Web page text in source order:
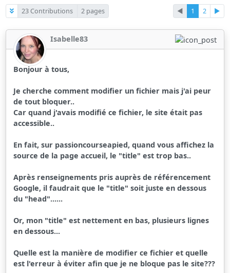
23 Contributions 2 pages ◄ 1 2 ►
Isabelle83
Bonjour à tous,
Je cherche comment modifier un fichier mais j'ai peur
de tout bloquer..
Car quand j'avais modifié ce fichier, le site était pas
accessible..
En fait, sur passioncourseapied, quand vous affichez la
source de la page accueil, le "title" est trop bas..
Après renseignements pris auprès de référencement
Google, il faudrait que le "title" soit juste en dessous
du "head"......
Or, mon "title" est nettement en bas, plusieurs lignes
en dessous...
Quelle est la manière de modifier ce fichier et quelle
est l'erreur à éviter afin que je ne bloque pas le site???